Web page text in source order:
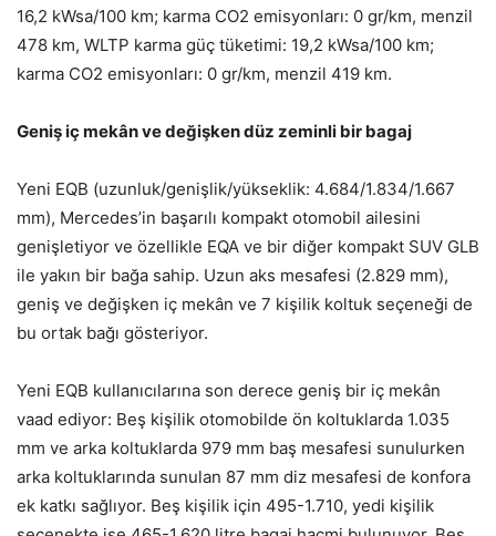
16,2 kWsa/100 km; karma CO2 emisyonları: 0 gr/km, menzil
478 km, WLTP karma güç tüketimi: 19,2 kWsa/100 km;
karma CO2 emisyonları: 0 gr/km, menzil 419 km.
Geniş iç mekân ve değişken düz zeminli bir bagaj
Yeni EQB (uzunluk/genişlik/yükseklik: 4.684/1.834/1.667
mm), Mercedes’in başarılı kompakt otomobil ailesini
genişletiyor ve özellikle EQA ve bir diğer kompakt SUV GLB
ile yakın bir bağa sahip. Uzun aks mesafesi (2.829 mm),
geniş ve değişken iç mekân ve 7 kişilik koltuk seçeneği de
bu ortak bağı gösteriyor.
Yeni EQB kullanıcılarına son derece geniş bir iç mekân
vaad ediyor: Beş kişilik otomobilde ön koltuklarda 1.035
mm ve arka koltuklarda 979 mm baş mesafesi sunulurken
arka koltuklarında sunulan 87 mm diz mesafesi de konfora
ek katkı sağlıyor. Beş kişilik için 495-1.710, yedi kişilik